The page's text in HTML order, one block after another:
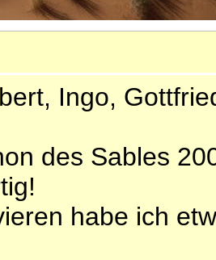
Ingo,
des Sables
habe ich